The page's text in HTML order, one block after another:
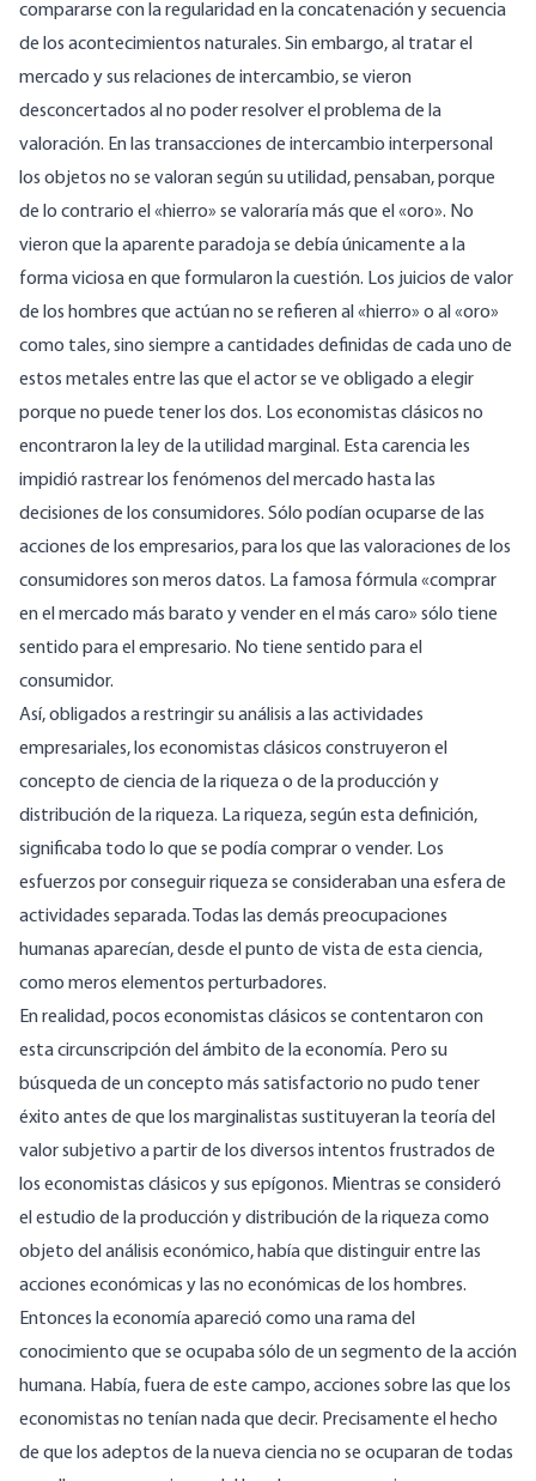
compararse con la regularidad en la concatenación y secuencia
de los acontecimientos naturales. Sin embargo, al tratar el
mercado y sus relaciones de intercambio, se vieron
desconcertados al no poder resolver el problema de la
valoración. En las transacciones de intercambio interpersonal
los objetos no se valoran según su utilidad, pensaban, porque
de lo contrario el «hierro» se valoraría más que el «oro». No
vieron que la aparente paradoja se debía únicamente a la
forma viciosa en que formularon la cuestión. Los juicios de valor
de los hombres que actúan no se refieren al «hierro» o al «oro»
como tales, sino siempre a cantidades definidas de cada uno de
estos metales entre las que el actor se ve obligado a elegir
porque no puede tener los dos. Los economistas clásicos no
encontraron la ley de la utilidad marginal. Esta carencia les
impidió rastrear los fenómenos del mercado hasta las
decisiones de los consumidores. Sólo podían ocuparse de las
acciones de los empresarios, para los que las valoraciones de los
consumidores son meros datos. La famosa fórmula «comprar
en el mercado más barato y vender en el más caro» sólo tiene
sentido para el empresario. No tiene sentido para el
consumidor.
Así, obligados a restringir su análisis a las actividades
empresariales, los economistas clásicos construyeron el
concepto de ciencia de la riqueza o de la producción y
distribución de la riqueza. La riqueza, según esta definición,
significaba todo lo que se podía comprar o vender. Los
esfuerzos por conseguir riqueza se consideraban una esfera de
actividades separada. Todas las demás preocupaciones
humanas aparecían, desde el punto de vista de esta ciencia,
como meros elementos perturbadores.
En realidad, pocos economistas clásicos se contentaron con
esta circunscripción del ámbito de la economía. Pero su
búsqueda de un concepto más satisfactorio no pudo tener
éxito antes de que los marginalistas sustituyeran la teoría del
valor subjetivo a partir de los diversos intentos frustrados de
los economistas clásicos y sus epígonos. Mientras se consideró
el estudio de la producción y distribución de la riqueza como
objeto del análisis económico, había que distinguir entre las
acciones económicas y las no económicas de los hombres.
Entonces la economía apareció como una rama del
conocimiento que se ocupaba sólo de un segmento de la acción
humana. Había, fuera de este campo, acciones sobre las que los
economistas no tenían nada que decir. Precisamente el hecho
de que los adeptos de la nueva ciencia no se ocuparan de todas